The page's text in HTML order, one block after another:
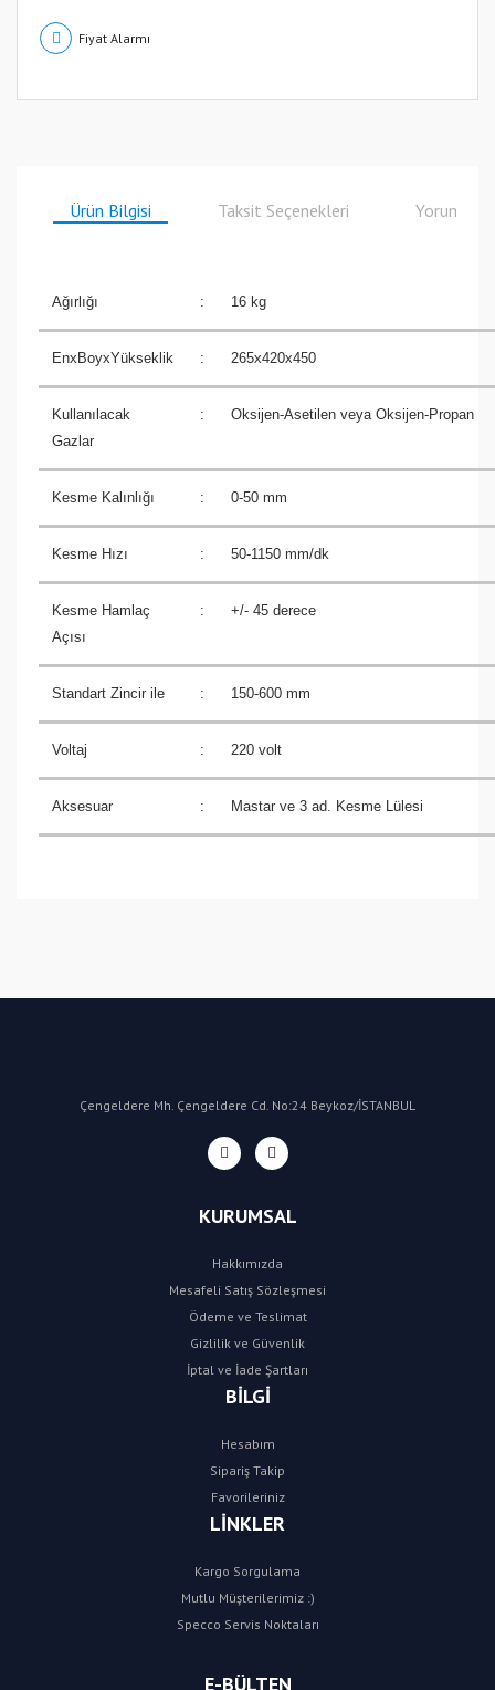
Fiyat Alarmı
Ürün Bilgisi Taksit Seçenekleri Yorumlar
Ağırlığı : 16 kg
EnxBoyxYükseklik : 265x420x450
Kullanılacak
Gazlar
: Oksijen-Asetilen veya Oksijen-Propan
Kesme Kalınlığı : 0-50 mm
Kesme Hızı : 50-1150 mm/dk
Kesme Hamlaç
Açısı
: +/- 45 derece
Standart Zincir ile : 150-600 mm
Voltaj : 220 volt
Aksesuar : Mastar ve 3 ad. Kesme Lülesi
Çengeldere Mh. Çengeldere Cd. No:24 Beykoz/İSTANBUL
KURUMSAL
Hakkımızda
Mesafeli Satış Sözleşmesi
Ödeme ve Teslimat
Gizlilik ve Güvenlik
İptal ve İade Şartları
BİLGİ
Hesabım
Sipariş Takip
Favorileriniz
LİNKLER
Kargo Sorgulama
Mutlu Müşterilerimiz :)
Specco Servis Noktaları
E-BÜLTEN